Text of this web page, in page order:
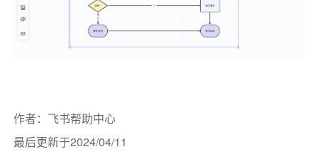
作者： 飞书帮助中心
最后更新于2024/04/11